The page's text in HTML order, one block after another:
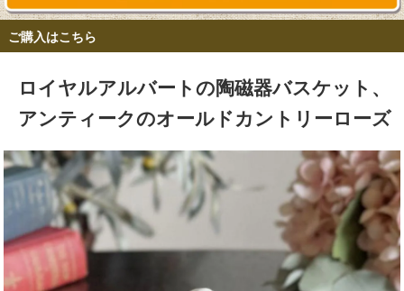
ご購入はこちら
ロイヤルアルバートの陶磁器バスケット、
アンティークのオールドカントリーローズ